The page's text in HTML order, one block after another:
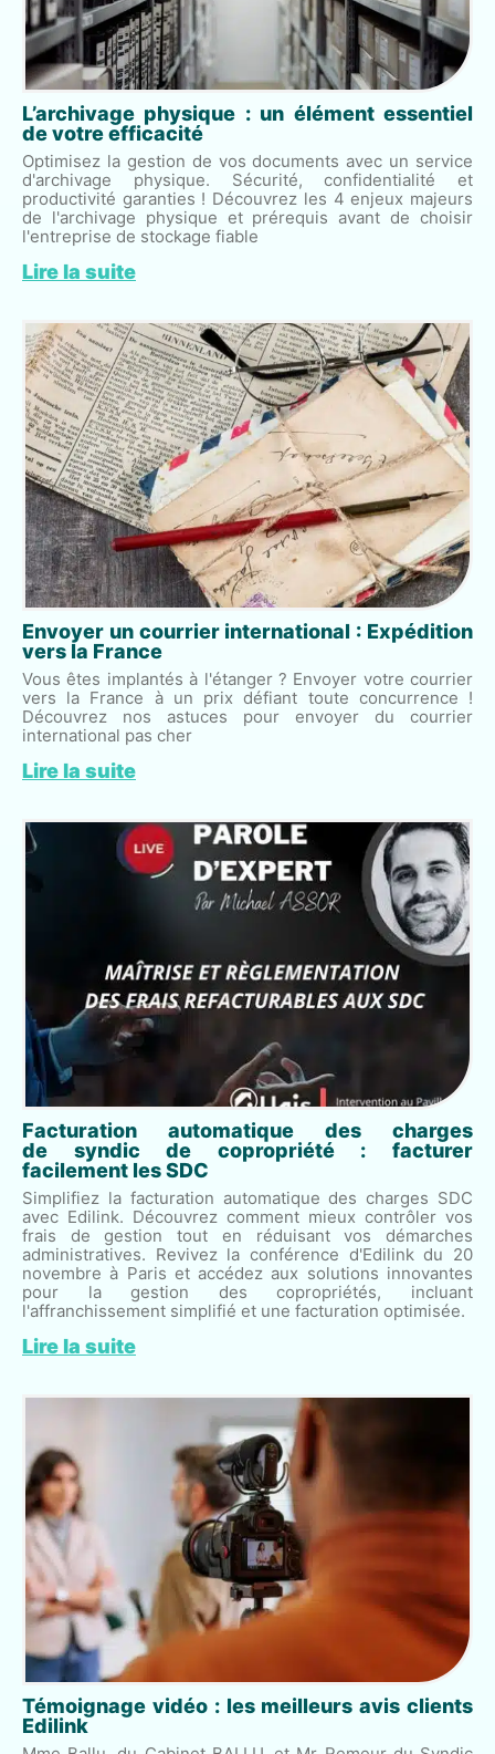
L’archivage physique : un élément essentiel
de votre efficacité
Optimisez la gestion de vos documents avec un service
d'archivage physique. Sécurité, confidentialité et
productivité garanties ! Découvrez les 4 enjeux majeurs
de l'archivage physique et prérequis avant de choisir
l'entreprise de stockage fiable
Lire la suite
Envoyer un courrier international : Expédition
vers la France
Vous êtes implantés à l'étanger ? Envoyer votre courrier
vers la France à un prix défiant toute concurrence !
Découvrez nos astuces pour envoyer du courrier
international pas cher
Lire la suite
Facturation automatique des charges
de syndic de copropriété : facturer
facilement les SDC
Simplifiez la facturation automatique des charges SDC
avec Edilink. Découvrez comment mieux contrôler vos
frais de gestion tout en réduisant vos démarches
administratives. Revivez la conférence d'Edilink du 20
novembre à Paris et accédez aux solutions innovantes
pour la gestion des copropriétés, incluant
l'affranchissement simplifié et une facturation optimisée.
Lire la suite
Témoignage vidéo : les meilleurs avis clients
Edilink